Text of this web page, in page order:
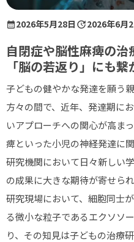
小児治療
脳性麻痺
急性脳症後遺症
健康維持
ストレス緩和
睡眠の質
美容・エイジングケア
シミ・しわ
2026年5月28日 2026年6月
自閉症や脳性麻痺の
「脳の若返り」にも繋
子どもの健やかな発達を願う
方々の間で、近年、発達期に
いアプローチへの関心が高ま
痺といった小児の神経発達に
研究機関において日々新しい
の成果に大きな期待が寄せら
研究現場において、細胞同士
る微小な粒子であるエクソソ
り、その知見は子どもの治療